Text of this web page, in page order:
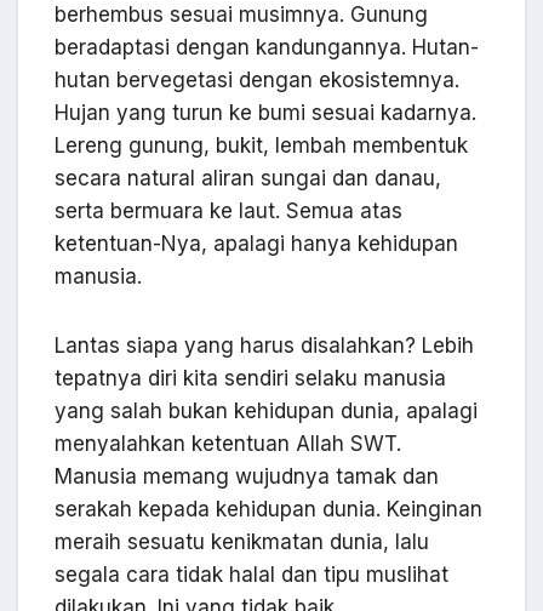
berhembus sesuai musimnya. Gunung
beradaptasi dengan kandungannya. Hutan-
hutan bervegetasi dengan ekosistemnya.
Hujan yang turun ke bumi sesuai kadarnya.
Lereng gunung, bukit, lembah membentuk
secara natural aliran sungai dan danau,
serta bermuara ke laut. Semua atas
ketentuan-Nya, apalagi hanya kehidupan
manusia.
Lantas siapa yang harus disalahkan? Lebih
tepatnya diri kita sendiri selaku manusia
yang salah bukan kehidupan dunia, apalagi
menyalahkan ketentuan Allah SWT.
Manusia memang wujudnya tamak dan
serakah kepada kehidupan dunia. Keinginan
meraih sesuatu kenikmatan dunia, lalu
segala cara tidak halal dan tipu muslihat